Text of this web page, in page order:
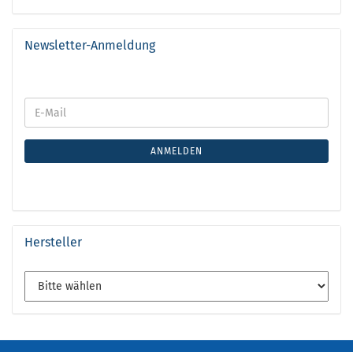
Newsletter-Anmeldung
ANMELDEN
Hersteller